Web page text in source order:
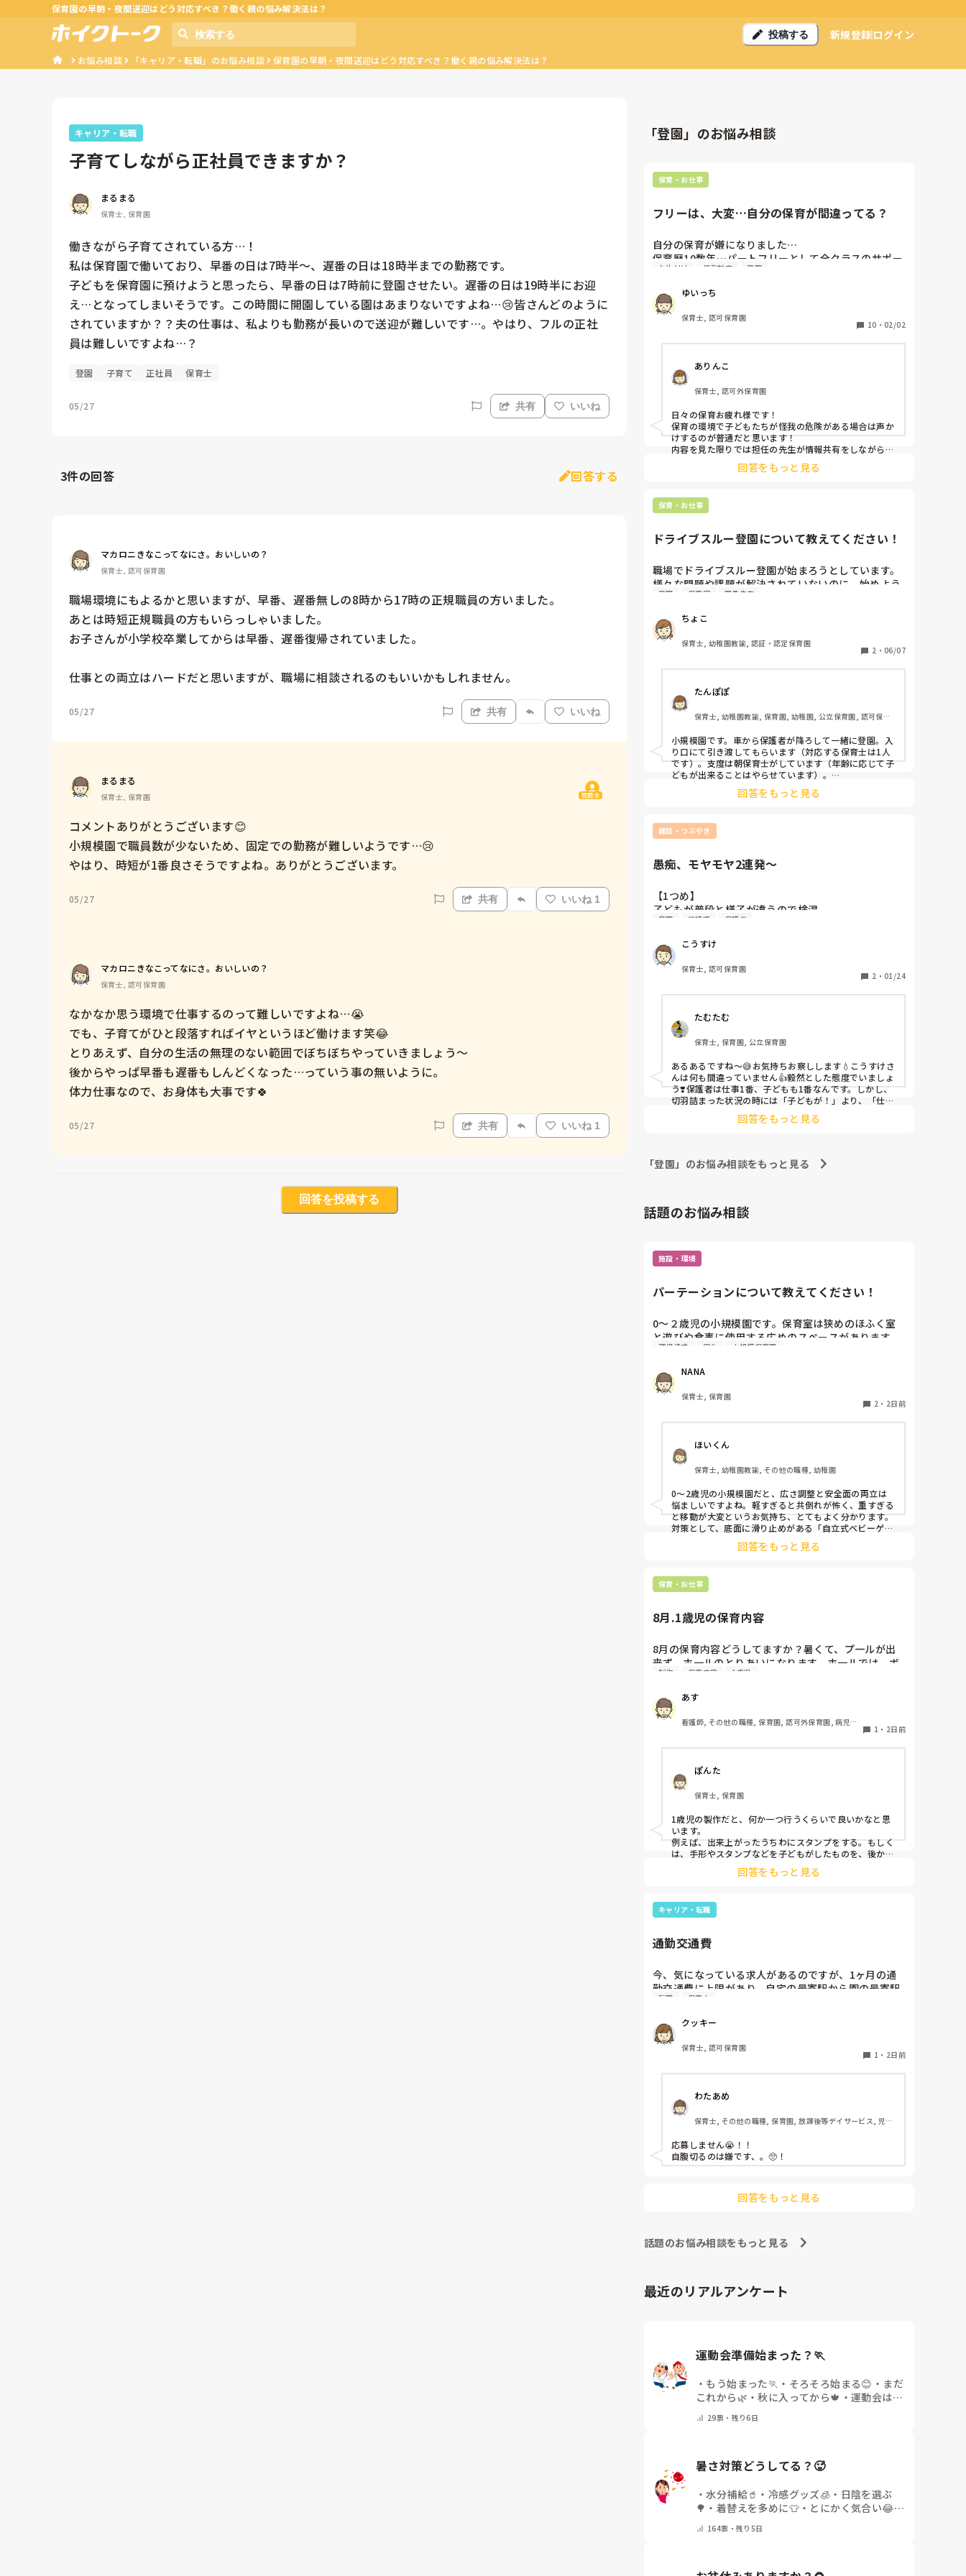
保育園の早朝・夜間送迎はどう対応すべき？働く親の悩み解決法は？
投稿する 新規登録ログイン
お悩み相談 「キャリア・転職」のお悩み相談 保育園の早朝・夜間送迎はどう対応すべき？働く親の悩み解決法は？
キャリア・転職
子育てしながら正社員できますか？
まるまる
保育士, 保育園
働きながら子育てされている方…！
私は保育園で働いており、早番の日は7時半〜、遅番の日は18時半までの勤務です。
子どもを保育園に預けようと思ったら、早番の日は7時前に登園させたい。遅番の日は19時半にお迎
え…となってしまいそうです。この時間に開園している園はあまりないですよね…😢皆さんどのように
されていますか？？夫の仕事は、私よりも勤務が長いので送迎が難しいです…。やはり、フルの正社
員は難しいですよね…？
登園 子育て 正社員 保育士
05/27 共有 いいね
3件の回答 回答する
マカロニきなこってなにさ。おいしいの？
保育士, 認可保育園
職場環境にもよるかと思いますが、早番、遅番無しの8時から17時の正規職員の方いました。
あとは時短正規職員の方もいらっしゃいました。
お子さんが小学校卒業してからは早番、遅番復帰されていました。
仕事との両立はハードだと思いますが、職場に相談されるのもいいかもしれません。
05/27 共有 いいね
まるまる
保育士, 保育園 質問主
コメントありがとうございます😊
小規模園で職員数が少ないため、固定での勤務が難しいようです…😢
やはり、時短が1番良さそうですよね。ありがとうございます。
05/27 共有 いいね 1
マカロニきなこってなにさ。おいしいの？
保育士, 認可保育園
なかなか思う環境で仕事するのって難しいですよね…😭
でも、子育てがひと段落すればイヤというほど働けます笑😂
とりあえず、自分の生活の無理のない範囲でぼちぼちやっていきましょう〜
後からやっぱ早番も遅番もしんどくなった…っていう事の無いように。
体力仕事なので、お身体も大事です🍀
05/27 共有 いいね 1
回答を投稿する
「登園」のお悩み相談
保育・お仕事
フリーは、大変…自分の保育が間違ってる？
自分の保育が嫌になりました…
保育歴10数年…パートフリーとして全クラスのサポー
トに入る毎日です。
護者対応なんでもします。
現園では、ベテラン組に入るんですが、正規の若い先
生、中途採用の中堅先生、若いクラス担任のパートさ
んなど世代交代の用に去年から新しい先生達が頑張っ
私は、現園でクラス担任からフリーに変わりました。
今は、ただのパートのフリーなので立場的には下の方
てやつですか？（笑）
今日、2歳のクラスのサポートに入りました。
正規のベテラン、中堅、新人2人の4人担任。
夏休み前後に同じクラスに2ヶ月程、サポートに入っ
たのですが、その時もクラス全体落ち着きない、子ど
も達は走り回る、廊下に出る、玩具を片付けない…な
かなか大変なクラスでした。
屋にいるのに朝登園して来た保護者、子どもに対して
担任３人が一緒に会話する（ベテラン1人はトイレに
つく）。その間、子ども10人以上が部屋にいるのにほ
ったらかし。私が1人で全体を見る。
準備の為にぬける）が部屋の中央でたった状態で情報
共有する為話しあっている。
担任の目の前で子ども数人が、ロッカーに向かって走
りジャンプしたりしている…担任は、気づいてない
暫く我慢していたのですが、目の前で走ってジャンプ
している子達があまりにも危険だったので、配膳中に
「みんな走ったら危ない！！」と大きな声で叫んでし
「走ったらだめ」などと対応する始末…
相変わらずのクラスで疲れました…先生達も怒ってい
るのか？笑ってるのか？呑気だなぁ…て呆れてしまい
ました。
怪我しても当たり前の状態…
1人で怒って、声出して、危ない、危険な玩具を片付け
る自分が嫌になりました。
私も怒るような保育をしたくないです。
たった1時間程のサポートでしたが、どっと疲れまし
ました。
今の保育てこんな感じなのかな？
お片付け 怪我対応 登園
ゆいっち
保育士, 認可保育園
10 ・ 02/02
ありんこ
保育士, 認可外保育園
日々の保育お疲れ様です！
保育の環境で子どもたちが怪我の危険がある場合は声か
けするのが普通だと思います！
内容を見た限りでは担任の先生が情報共有をしながら保
育をしていて周りが見えていない状況だと感じたので周
りが見えないなら後から共有するなど子ども優先にすべ
昔の考えとかではなく子供の安全性を考えたことだと思
回答をもっと見る
保育・お仕事
ドライブスルー登園について教えてください！
職場でドライブスルー登園が始まろうとしています。
様々な問題や課題が解決されていないのに、始めよう
としている園長に腹を立てています。(愚痴ですみませ
皆さんの職場では、
・車から降りる時は保護者が降ろす？保育士が降ろ
す？
・乳児の支度は普段保護者にしてもらってますが、保
育士が朝する？帰りに次の日の支度をしていってもら
時間は保育士の人数が増える8:30～9:00の間
玄関前に車をつけて保育士2人が対応することしか決
そもそも土曜の振休等で人数が足りない曜日があって
と思うのに、、、本当に納得いきません。
参考にさせていただきたいので、ご回答宜しくお願い
します！！
登園 保育室 園長先生
ちょこ
保育士, 幼稚園教諭, 認証・認定保育園
2 ・ 06/07
たんぽぽ
保育士, 幼稚園教諭, 保育園, 幼稚園, 公立保育園, 認可保育
小規模園です。車から保護者が降ろして一緒に登園。入
り口にて引き渡してもらいます（対応する保育士は1人
です）。支度は朝保育士がしています（年齢に応じて子
どもが出来ることはやらせています）。
そもそもなぜドライブスルーをする事になったのでしょ
うか？駐車場が少ないからですか？大雨の日など大変に
そもそも職員が納得していないのに始めるなんて、見切
り発車すぎますね😢
回答をもっと見る
雑談・つぶやき
愚痴、モヤモヤ2連発〜
【1つめ】
子どもが普段と様子が違うので検温
↓
退
↓
翌日、通院したが特に問題なく、熱も下がったので登
園。
か？検温しなければ早退せずに済んだのに！」と登園
時に捨て台詞で去っていく。
子どもが様子おかしければ検温するの当たり前ですけ
【2つめ】
登園時の検温で38.5℃、預かれないと話す
「朝は熱なかった！」でゴネる保護者
↓
↓
今日、保護者から「インフルエンザでした」と連絡が
ほら！帰ってよかったやん！！
わかりますが、こちらは子どものためを思ってやって
子どものこと心配じゃないんかなって思ってしまう。
職場では吐き出せないので、この場での独り言です。
登園 連絡帳 保護者
こうすけ
保育士, 認可保育園
2 ・ 01/24
たむたむ
保育士, 保育園, 公立保育園
あるあるですね〜😅お気持ちお察しします💧こうすけさ
んは何も間違っていません👍毅然とした態度でいましょ
う❣️保護者は仕事1番、子どもも1番なんです。しかし、
切羽詰まった状況の時には「子どもが！」より、「仕事
が！」にすり替わってしまうのもわかるというか…その
イライラをこちらに向けられるのも辛いものがあります
回答をもっと見る
「登園」のお悩み相談をもっと見る
話題のお悩み相談
施設・環境
パーテーションについて教えてください！
0〜２歳児の小規模園です。保育室は狭めのほふく室
と遊びや食事に使用する広めのスペースがあります。
広すぎると走り回ったりして落ち着かないので、活動
テーションがウレタンのような素材で軽いので、ちょ
っと体が当たると倒れたり、つかまり立ちが不安定な
子にとっては共倒れになったりで危険です。かと言っ
て固定してしまうと活動によって柔軟に移動すること
しっかりした重いものを置いていましたが、移動が大
変で使い勝手が悪く、子どもがぶつかって倒れた時に
怖い思いをしました。
皆さんの園ではどんなもので工夫されていますか？
環境構成 安全 小規模保育園
NANA
保育士, 保育園
2 ・ 2日前
ほいくん
保育士, 幼稚園教諭, その他の職種, 幼稚園
0〜2歳児の小規模園だと、広さ調整と安全面の両立は
悩ましいですよね。軽すぎると共倒れが怖く、重すぎる
と移動が大変というお気持ち、とてもよく分かります。
対策として、底面に滑り止めがある「自立式ベビーゲー
ト」なら、つかまり立ちでも倒れにくく移動も楽でおす
すめです。また、ストッパー付きキャスターをつけたロ
です。
今のウレタン製を活かすなら、壁や固定家具で挟む配置
回答をもっと見る
保育・お仕事
8月.1歳児の保育内容
8月の保育内容どうしてますか？暑くて、プ一ルが出
来ず、ホ一ルのとりあいになります。ホ一ルでは、ボ
一ルや平均台、風船で遊んでいます。製作で、うちわ
集中できません。1歳児クラスです、玩具で遊ばせな
がら、何人かずつよんで、やっています。何か、いい
アイデアや、工夫など、何でもいいので、教えて下さ
い。
制作 保育内容 1歳児
あす
看護師, その他の職種, 保育園, 認可外保育園, 病児保
1 ・ 2日前
ぽんた
保育士, 保育園
1歳児の製作だと、何か一つ行うくらいで良いかなと思
います。
例えば、出来上がったうちわにスタンプをする。もしく
は、手形やスタンプなどを子どもがしたものを、後から
うちわの形に切る。1歳児なんて集中できないです。興
味を持って来てくれただけで十分です。
お部屋では、ビニールシートを敷いて、片栗粉粘土、寒
天や春雨遊び、氷遊び、など間食遊びをたくさん行って
ホールに行っているクラスにお邪魔するのも良いかなと
す！
回答をもっと見る
キャリア・転職
通勤交通費
今、気になっている求人があるのですが、1ヶ月の通
勤交通費に上限があり、自宅の最寄駅から園の最寄駅
までの通勤定期代が5,000円ほどオーバーします
私としてはなかなか大きい金額なので、この時点で応
募を迷っているのですが、皆さんならどうしますか？
転職 保育士
クッキー
保育士, 認可保育園
1 ・ 2日前
わたあめ
保育士, その他の職種, 保育園, 放課後等デイサービス, 児童
応募しません😭！！
自腹切るのは嫌です、。🥺！
回答をもっと見る
話題のお悩み相談をもっと見る
最近のリアルアンケート
運動会準備始まった？🏃
・ もう始まった🏃 ・ そろそろ始まる😊 ・ まだ
これから🌿 ・秋に入ってから🍁 ・ 運動会はな
ください)
29票・ 残り6日
暑さ対策どうしてる？🥵
・水分補給🥤 ・ 冷感グッズ🧊 ・ 日陰を選ぶ
🌳 ・ 着替えを多めに👕・ とにかく気合い😂・
164票・残り5日